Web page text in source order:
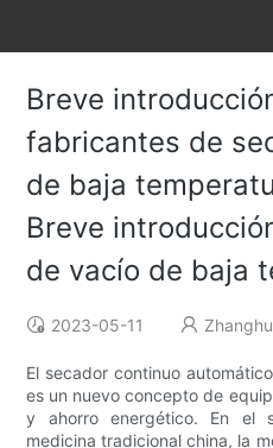
Breve
fabricantes de
de baja
Breve
de vacío de baja
2023-05-11
El secador continuo
es un nuevo concepto de
y ahorro energético. En el
medicina tradicional china, la